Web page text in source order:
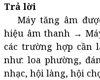
Trả lời
Máy tăng âm
hiệu âm thanh →
các trường hợp cần
như: loa phường,
nhạc, hội làng, hội